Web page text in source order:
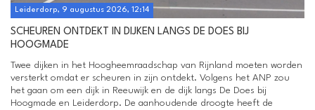
Leiderdorp, 9 augustus 2026, 12:14
SCHEUREN ONTDEKT IN DIJKEN LANGS DE DOES BIJ
HOOGMADE
Twee dijken in het Hoogheemraadschap van Rijnland moeten worden
versterkt omdat er scheuren in zijn ontdekt. Volgens het ANP zou
het gaan om een dijk in Reeuwijk en de dijk langs De Does bij
Hoogmade en Leiderdorp. De aanhoudende droogte heeft de